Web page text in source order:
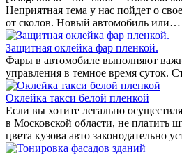
Неприятная тема у нас пойдет о
от сколов. Новый автомобиль или…
Защитная оклейка фар пленкой.
Фары в автомобиле выполняют
управления в темное время суток.
Оклейка такси белой пленкой
Если вы хотите легально
в Московской области, не платить
цвета кузова авто законодательно